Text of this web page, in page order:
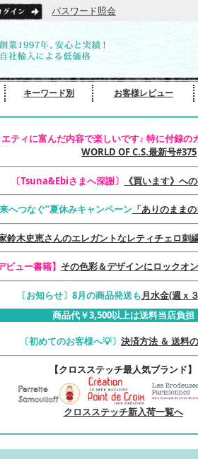
パスワード照会
キーワード別 お客様レビュー
ティに富んだ内容で楽しいです♪ 特に付録
WORLD OF C.S.最新号#375
〔Tsuna&Ebiさまへ深謝〕 《買います》へ
へつなぐ”夏休みキャンペーン「ありのまま
鈴木史恵さんのエレガントなレティチェロ刺
ビュー書籍】 その色彩＆デザインにロックオ
〔お知らせ〕8月の商品発送も月水金(週ｘ
商品代￥3,500以上は送料当店負担
〔初めてのお客様へ💡〕 決済方法 ＆ 送料
【クロスステッチ最人気ブランド】
クロスステッチ新入荷一覧へ